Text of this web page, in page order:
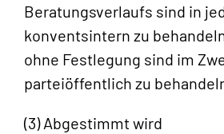
Beratungsverlaufs sind in
konventsintern zu
ohne Festlegung sind im
parteiöffentlich zu
(3) Abgestimmt wird